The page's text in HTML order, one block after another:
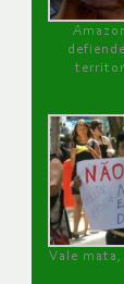
Vale mata,